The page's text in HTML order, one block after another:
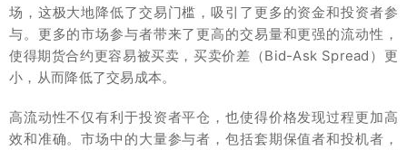
场，这极大地降低了交易门槛，吸引了更多的资金和投资者参
与。更多的市场参与者带来了更高的交易量和更强的流动性，
使得期货合约更容易被买卖，买卖价差（Bid-Ask Spread）更
小，从而降低了交易成本。
高流动性不仅有利于投资者平仓，也使得价格发现过程更加高
效和准确。市场中的大量参与者，包括套期保值者和投机者，